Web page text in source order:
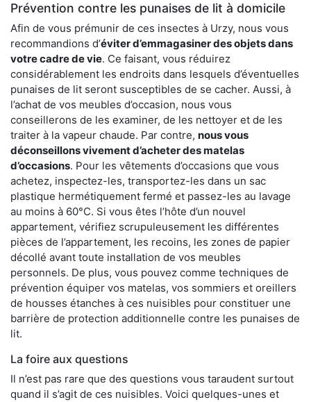
Prévention contre les punaises de lit à domicile
Afin de vous prémunir de ces insectes à Urzy, nous vous
recommandions d’éviter d’emmagasiner des objets dans
votre cadre de vie. Ce faisant, vous réduirez
considérablement les endroits dans lesquels d’éventuelles
punaises de lit seront susceptibles de se cacher. Aussi, à
l’achat de vos meubles d’occasion, nous vous
conseillerons de les examiner, de les nettoyer et de les
traiter à la vapeur chaude. Par contre, nous vous
déconseillons vivement d’acheter des matelas
d’occasions. Pour les vêtements d’occasions que vous
achetez, inspectez-les, transportez-les dans un sac
plastique hermétiquement fermé et passez-les au lavage
au moins à 60°C. Si vous êtes l’hôte d’un nouvel
appartement, vérifiez scrupuleusement les différentes
pièces de l’appartement, les recoins, les zones de papier
décollé avant toute installation de vos meubles
personnels. De plus, vous pouvez comme techniques de
prévention équiper vos matelas, vos sommiers et oreillers
de housses étanches à ces nuisibles pour constituer une
barrière de protection additionnelle contre les punaises de
lit.
La foire aux questions
Il n’est pas rare que des questions vous taraudent surtout
quand il s’agit de ces nuisibles. Voici quelques-unes et